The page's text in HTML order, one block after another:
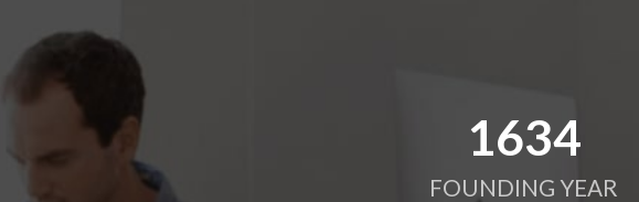
2010
FOUNDING YEAR